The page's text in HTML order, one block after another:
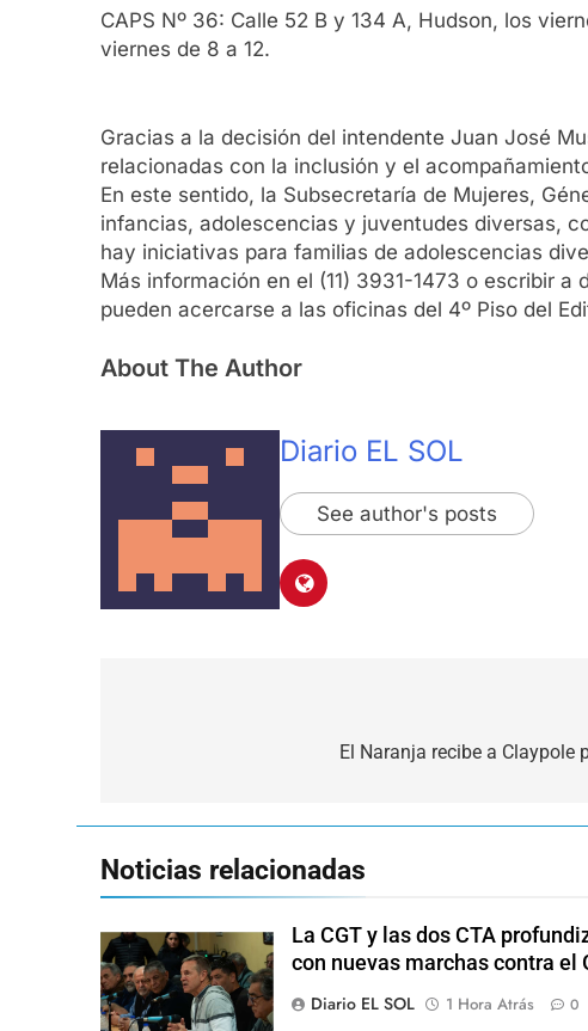
CAPS Nº 36: Calle 52 B y 134 A, Hudson, los
viernes de 8 a 12.
Gracias a la decisión del intendente Juan José
relacionadas con la inclusión y el
En este sentido, la Subsecretaría de Mujeres,
infancias, adolescencias y juventudes diversas,
hay iniciativas para familias de adolescencias
Más información en el (11) 3931-1473 o escribir
pueden acercarse a las oficinas del 4º Piso del
About The Author
Diario EL SOL
See author's posts
El Naranja recibe a Claypole
Noticias relacionadas
La CGT y las dos CTA
con nuevas marchas contra el
Diario EL SOL
1 Hora Atrás 0